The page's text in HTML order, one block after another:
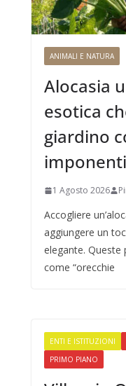
ANIMALI E NATURA
Alocasia
esotica
giardino
imponenti
1 Agosto 2026
Accogliere
aggiungere un
elegante. Queste
come “orecchie
ENTI E ISTITUZIONI
PRIMO PIANO